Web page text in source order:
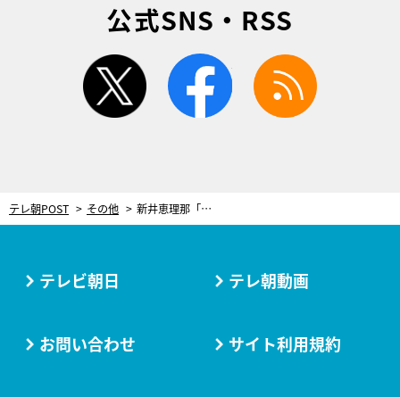
公式SNS・RSS
twitter facebook
テレ朝POST その他 新井恵理那「心満たされる」と大感激！初ドームツアーを行った人気バンドのライブ
テレビ朝日 テレ朝動画
お問い合わせ サイト利用規約